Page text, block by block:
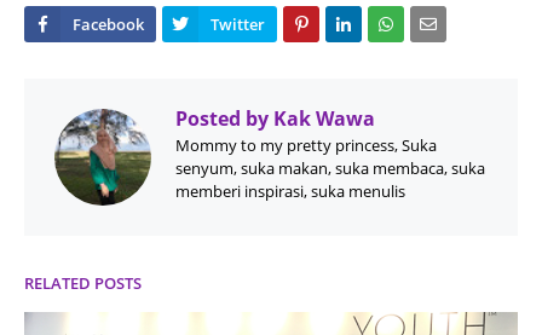
Posted by Kak Wawa
Mommy to my pretty princess, Suka
senyum, suka makan, suka membaca, suka
memberi inspirasi, suka menulis
RELATED POSTS